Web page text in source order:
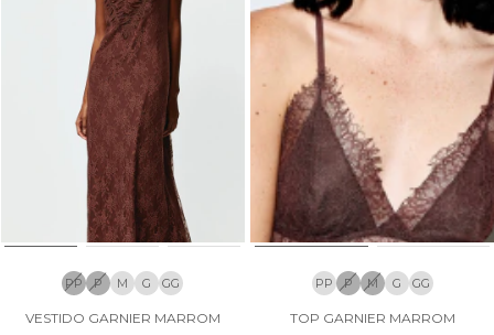
PP P M G GG
VESTIDO GARNIER MARROM
PP P M G GG
TOP GARNIER MARROM